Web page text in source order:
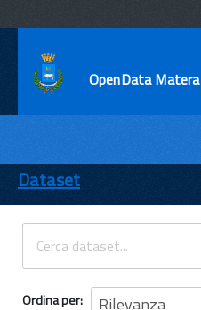
OpenData Matera
ENTI
TEMI
INFORMAZIONI
Dataset
Ordina per